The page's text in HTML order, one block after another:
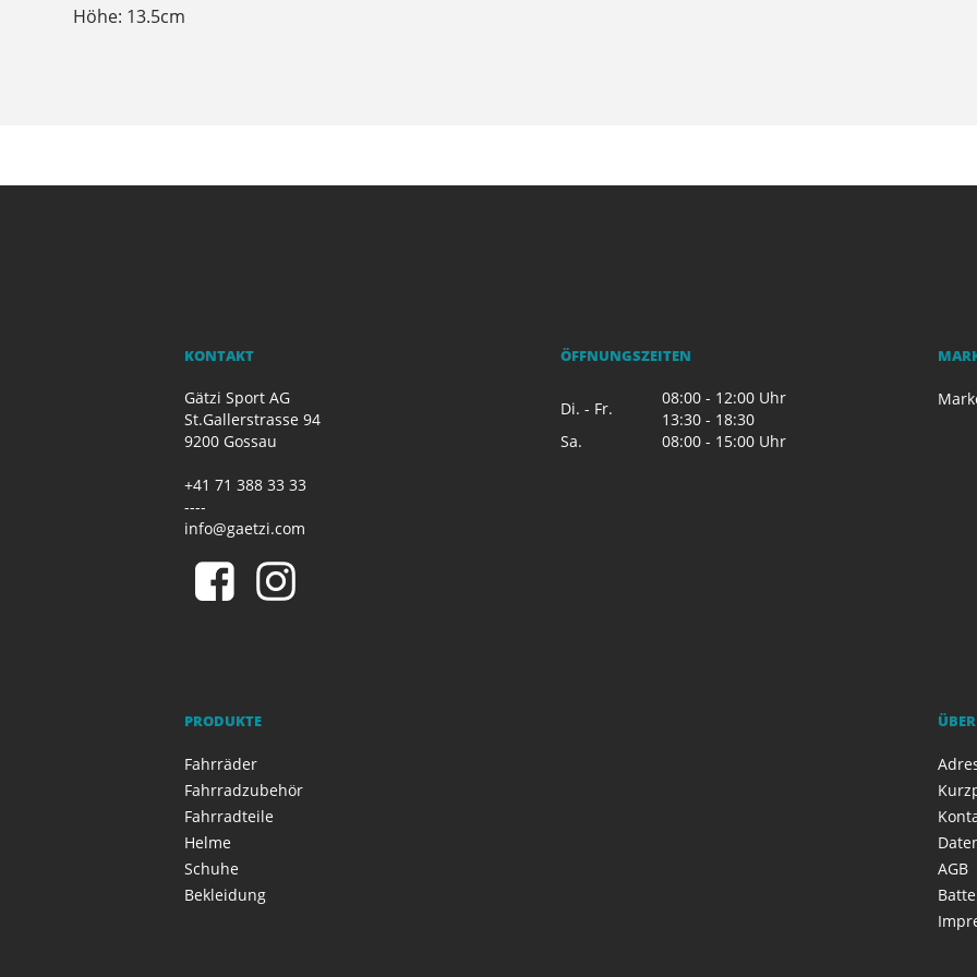
Höhe: 13.5cm
KONTAKT
Gätzi Sport AG
St.Gallerstrasse 94
9200 Gossau
+41 71 388 33 33
----
info@gaetzi.com
ÖFFNUNGSZEITEN
Di. - Fr.
08:00 - 12:00 Uhr
13:30 - 18:30
Sa.
08:00 - 15:00 Uhr
PRODUKTE
Fahrräder
Fahrradzubehör
Fahrradteile
Helme
Schuhe
Bekleidung
AGB